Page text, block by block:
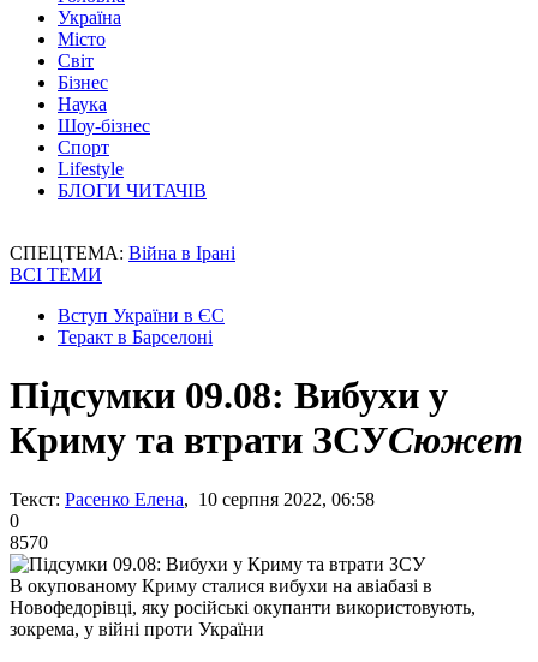
Україна
Місто
Світ
Бізнес
Наука
Шоу-бізнес
Спорт
Lifestyle
БЛОГИ ЧИТАЧІВ
СПЕЦТЕМА: Війна в Ірані
ВСІ ТЕМИ
Вступ України в ЄС
Теракт в Барселоні
Підсумки 09.08: Вибухи у
Криму та втрати ЗСУСюжет
Текст: Расенко Елена, 10 серпня 2022, 06:58
0
8570
В окупованому Криму сталися вибухи на авіабазі в
Новофедорівці, яку російські окупанти використовують,
зокрема, у війні проти України